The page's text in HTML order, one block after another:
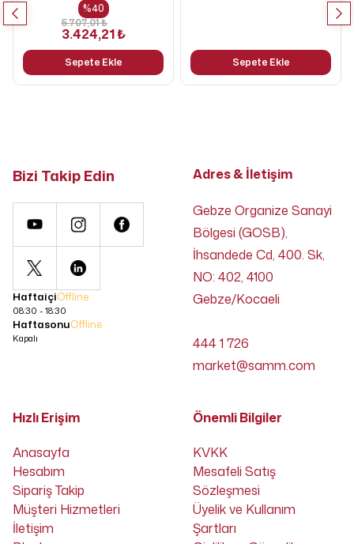
%40
5.707,01 ₺
3.424,21 ₺
Sepete Ekle Sepete Ekle
Bizi Takip Edin
HaftaiçiOffline
08:30 - 18:30
HaftasonuOffline
Kapalı
Adres & İletişim
Gebze Organize Sanayi
Bölgesi (GOSB),
İhsandede Cd, 400. Sk,
NO: 402, 4100
Gebze/Kocaeli
444 1 726
market@samm.com
Hızlı Erişim
Anasayfa
Hesabım
Sipariş Takip
Müşteri Hizmetleri
İletişim
Önemli Bilgiler
KVKK
Mesafeli Satış
Sözleşmesi
Üyelik ve Kullanım
Şartları